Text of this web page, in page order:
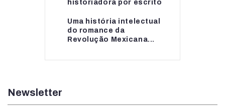
historiadora por escrito
Uma história intelectual
do romance da
Revolução Mexicana...
historiadora por escrito
Uma história intelectual
do romance da...
Newsletter